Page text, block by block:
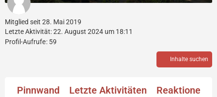
Mitglied seit 28. Mai 2019
Letzte Aktivität:22. August 2024 um 18:11
Profil-Aufrufe 59
Inhalte suchen
Pinnwand Letzte Aktivitäten Reaktionen